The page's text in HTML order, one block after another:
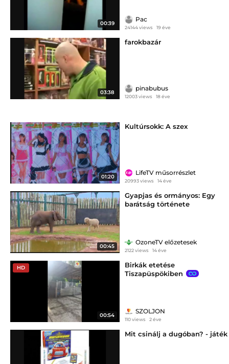
00:39
Pac
24144 views 19 éve
03:38
farokbazár
pinabubus
12003 views 18 éve
01:20
Kultúrsokk: A szex
LifeTV műsorrészlet
20993 views 14 éve
00:45
Gyapjas és ormányos: Egy
barátság története
OzoneTV előzetesek
2122 views 14 éve
HD
00:54
Birkák etetése
Tiszapüspökiben
SZOLJON
110 views 2 éve
Mit csinálj a dugóban? - játék